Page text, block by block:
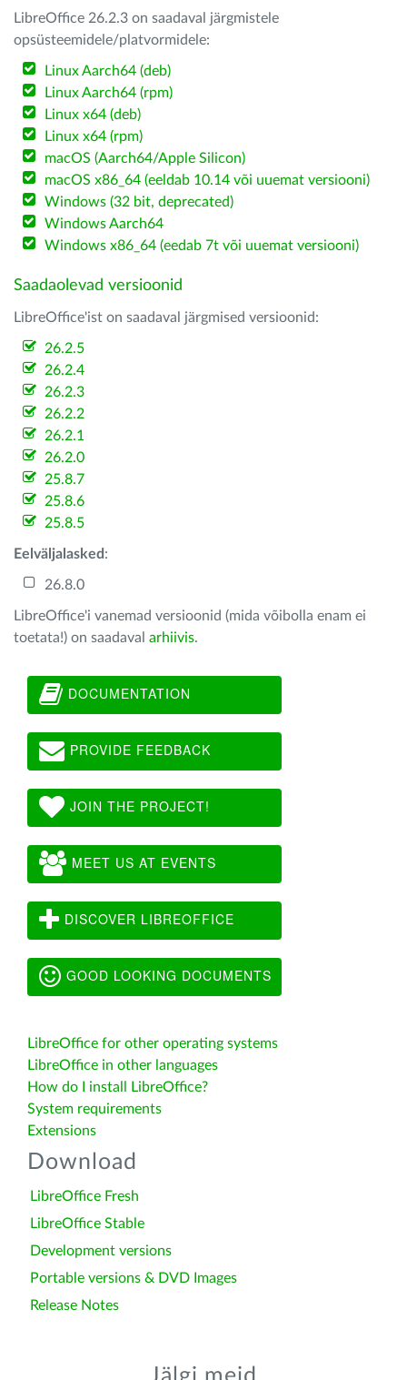
LibreOffice 26.2.3 on saadaval järgmistele
opsüsteemidele/platvormidele:
Linux Aarch64 (deb)
Linux Aarch64 (rpm)
Linux x64 (deb)
Linux x64 (rpm)
macOS (Aarch64/Apple Silicon)
macOS x86_64 (eeldab 10.14 või uuemat versiooni)
Windows (32 bit, deprecated)
Windows Aarch64
Windows x86_64 (eedab 7t või uuemat versiooni)
Saadaolevad versioonid
LibreOffice'ist on saadaval järgmised versioonid:
26.2.5
26.2.4
26.2.3
26.2.2
26.2.1
26.2.0
25.8.7
25.8.6
25.8.5
Eelväljalasked :
26.8.0
LibreOffice'i vanemad versioonid (mida võibolla enam ei
toetata!) on saadaval arhiivis.
DOCUMENTATION
PROVIDE FEEDBACK
JOIN THE PROJECT!
MEET US AT EVENTS
DISCOVER LIBREOFFICE
GOOD LOOKING DOCUMENTS
LibreOffice for other operating systems
LibreOffice in other languages
How do I install LibreOffice?
System requirements
Extensions
Download
LibreOffice Fresh
LibreOffice Stable
Development versions
Portable versions & DVD Images
Release Notes